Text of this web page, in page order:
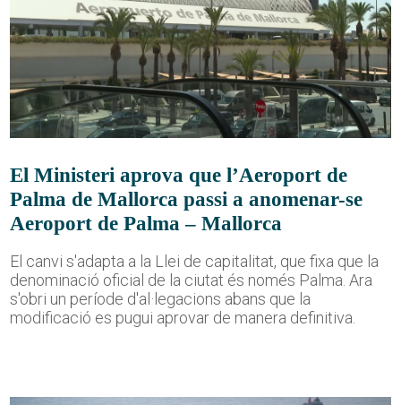
El Ministeri aprova que l’Aeroport de
Palma de Mallorca passi a anomenar-se
Aeroport de Palma – Mallorca
El canvi s'adapta a la Llei de capitalitat, que fixa que la
denominació oficial de la ciutat és només Palma. Ara
s'obri un període d'al·legacions abans que la
modificació es pugui aprovar de manera definitiva.